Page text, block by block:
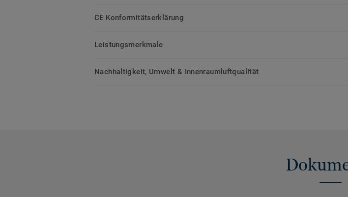
CE Konformitätserklärung
Leistungsmerkmale
Nachhaltigkeit, Umwelt & Innenraumluftqualität